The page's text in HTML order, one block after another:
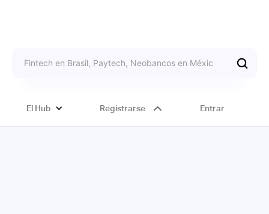
El Hub Registrarse Entrar